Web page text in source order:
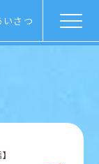
いさつ Menu